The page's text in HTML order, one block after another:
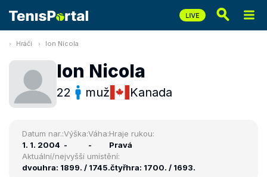
Hráči Ion Nicola
Ion Nicola
22 muž Kanada
Datum nar.:
1. 1. 2004
Výška:
-
Váha:
-
Hraje rukou:
Pravá
Aktuální/nejvyšší umístění:
dvouhra: 1899. / 1745.čtyřhra: 1700. / 1693.